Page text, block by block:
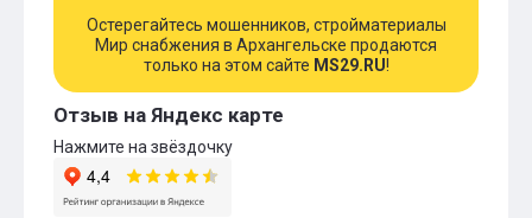
Остерегайтесь мошенников, стройматериалы
Мир снабжения в Архангельске продаются
только на этом сайте MS29.RU!
Отзыв на Яндекс карте
Нажмите на звёздочку